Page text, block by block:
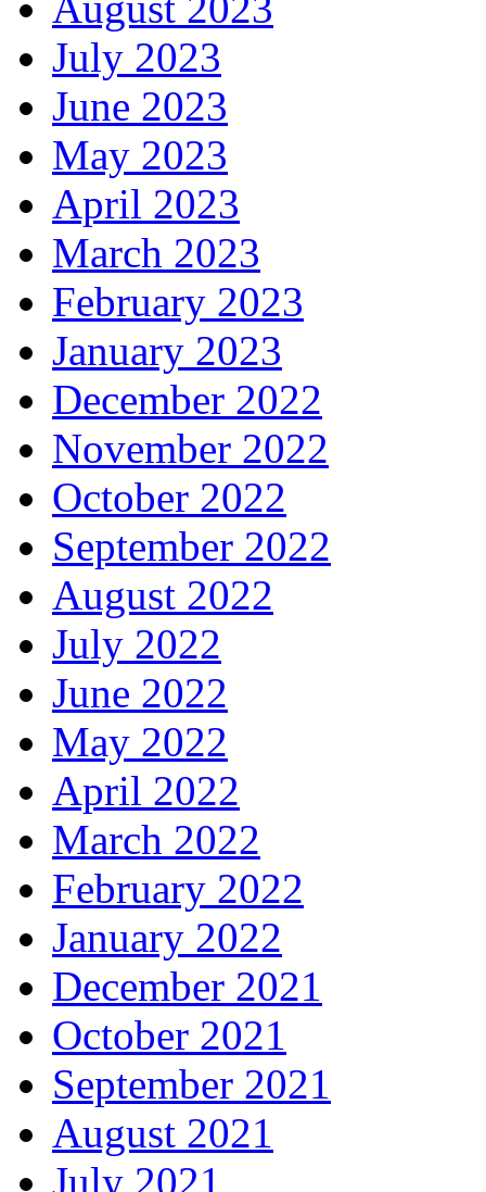
July 2023
June 2023
May 2023
April 2023
March 2023
February 2023
January 2023
December 2022
November 2022
October 2022
September 2022
August 2022
July 2022
June 2022
May 2022
April 2022
March 2022
February 2022
January 2022
December 2021
October 2021
September 2021
August 2021
July 2021